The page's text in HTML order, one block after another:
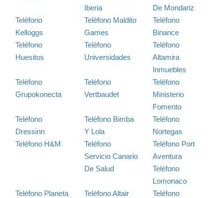
Iberia
De Mondariz
Teléfono
Kelloggs
Teléfono Maldito
Games
Teléfono
Binance
Teléfono
Huesitos
Teléfono
Universidades
Teléfono
Altamira
Inmuebles
Teléfono
Grupokonecta
Teléfono
Vertbaudet
Teléfono
Ministerio
Fomento
Teléfono
Dressinn
Teléfono Bimba
Y Lola
Teléfono
Nortegas
Teléfono H&M
Teléfono
Servicio Canario
De Salud
Teléfono Port
Aventura
Teléfono
Lomonaco
Teléfono Planeta
Teléfono Altair
Teléfono